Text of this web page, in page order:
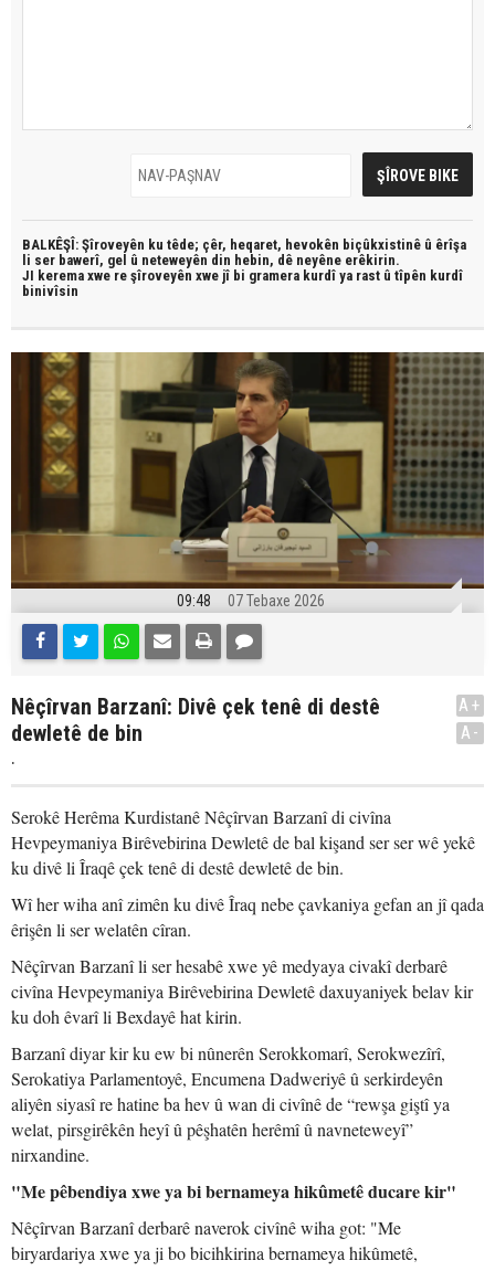
BALKÊŞÎ: Şîroveyên ku têde; çêr, heqaret, hevokên biçûkxistinê û êrîşa
li ser bawerî, gel û neteweyên din hebin, dê neyêne erêkirin.
JI kerema xwe re şîroveyên xwe jî bi gramera kurdî ya rast û tîpên kurdî
binivîsin
09:48 07 Tebaxe 2026
Nêçîrvan Barzanî: Divê çek tenê di destê
dewletê de bin
.
A+
A-
Serokê Herêma Kurdistanê Nêçîrvan Barzanî di civîna
Hevpeymaniya Birêvebirina Dewletê de bal kişand ser ser wê yekê
ku divê li Îraqê çek tenê di destê dewletê de bin.
Wî her wiha anî zimên ku divê Îraq nebe çavkaniya gefan an jî qada
êrişên li ser welatên cîran.
Nêçîrvan Barzanî li ser hesabê xwe yê medyaya civakî derbarê
civîna Hevpeymaniya Birêvebirina Dewletê daxuyaniyek belav kir
ku doh êvarî li Bexdayê hat kirin.
Barzanî diyar kir ku ew bi nûnerên Serokkomarî, Serokwezîrî,
Serokatiya Parlamentoyê, Encumena Dadweriyê û serkirdeyên
aliyên siyasî re hatine ba hev û wan di civînê de “rewşa giştî ya
welat, pirsgirêkên heyî û pêşhatên herêmî û navneteweyî”
nirxandine.
"Me pêbendiya xwe ya bi bernameya hikûmetê ducare kir"
Nêçîrvan Barzanî derbarê naverok civînê wiha got: "Me
biryardariya xwe ya ji bo bicihkirina bernameya hikûmetê,